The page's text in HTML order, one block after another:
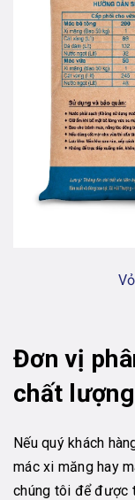
Đơn vị
chất
Nếu quý khách
mác xi măng hay
chúng tôi để được